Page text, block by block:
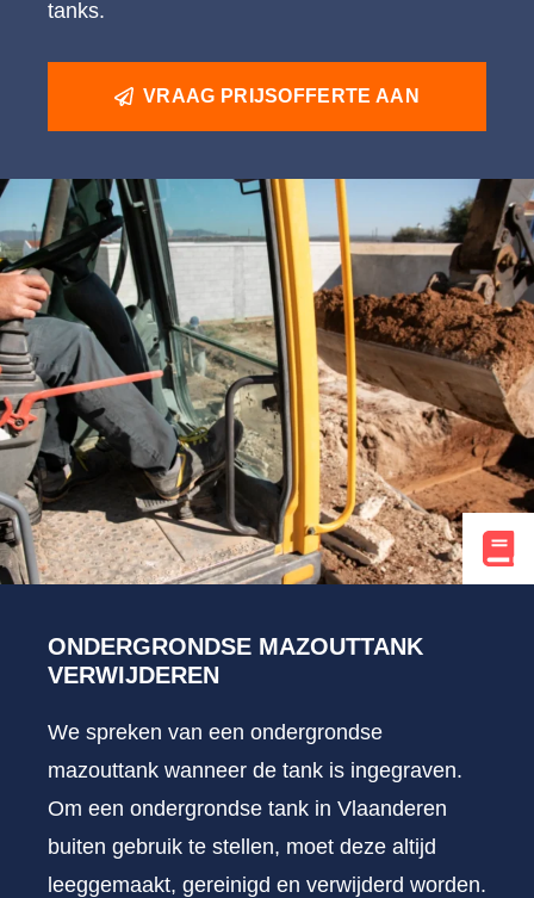
tanks.
VRAAG PRIJSOFFERTE AAN
ONDERGRONDSE MAZOUTTANK
VERWIJDEREN
We spreken van een ondergrondse
mazouttank wanneer de tank is ingegraven.
Om een ondergrondse tank in Vlaanderen
buiten gebruik te stellen, moet deze altijd
leeggemaakt, gereinigd en verwijderd worden.